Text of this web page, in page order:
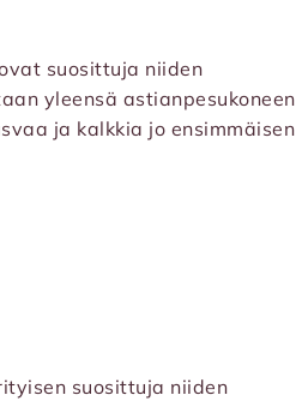
suosittuja niiden
yleensä astianpesukoneen
ja kalkkia jo ensimmäisen
suosittuja niiden